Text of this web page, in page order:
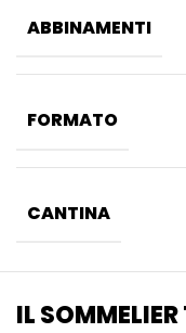
ABBINAMENTI
FORMATO
CANTINA
IL